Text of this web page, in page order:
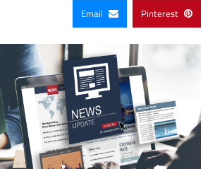
Pinterest
Email